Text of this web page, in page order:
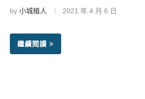
by 小城植人 2021 年 4 月 6 日
繼續閱讀